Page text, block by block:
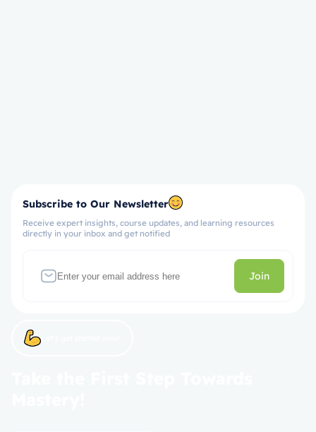
Subscribe to Our Newsletter
Receive expert insights, course updates, and learning resources
directly in your inbox and get notified
Join